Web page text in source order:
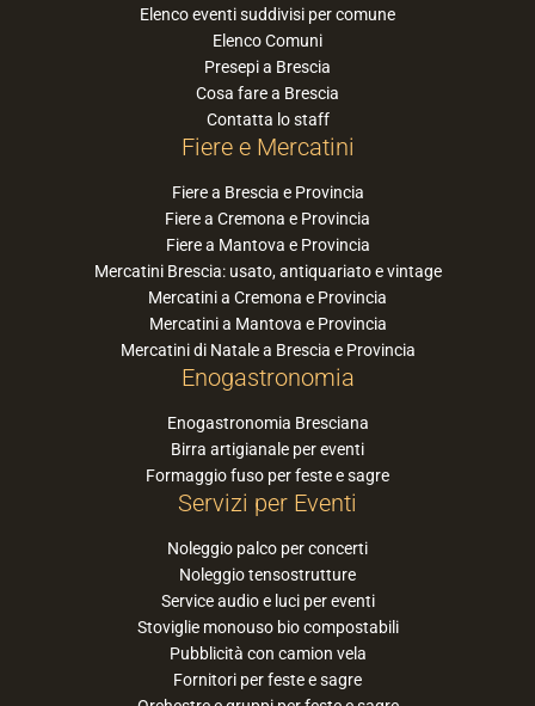
Elenco eventi suddivisi per comune
Elenco Comuni
Presepi a Brescia
Cosa fare a Brescia
Contatta lo staff
Fiere e Mercatini
Fiere a Brescia e Provincia
Fiere a Cremona e Provincia
Fiere a Mantova e Provincia
Mercatini Brescia: usato, antiquariato e vintage
Mercatini a Cremona e Provincia
Mercatini a Mantova e Provincia
Mercatini di Natale a Brescia e Provincia
Enogastronomia
Enogastronomia Bresciana
Birra artigianale per eventi
Formaggio fuso per feste e sagre
Servizi per Eventi
Noleggio palco per concerti
Noleggio tensostrutture
Service audio e luci per eventi
Stoviglie monouso bio compostabili
Pubblicità con camion vela
Fornitori per feste e sagre